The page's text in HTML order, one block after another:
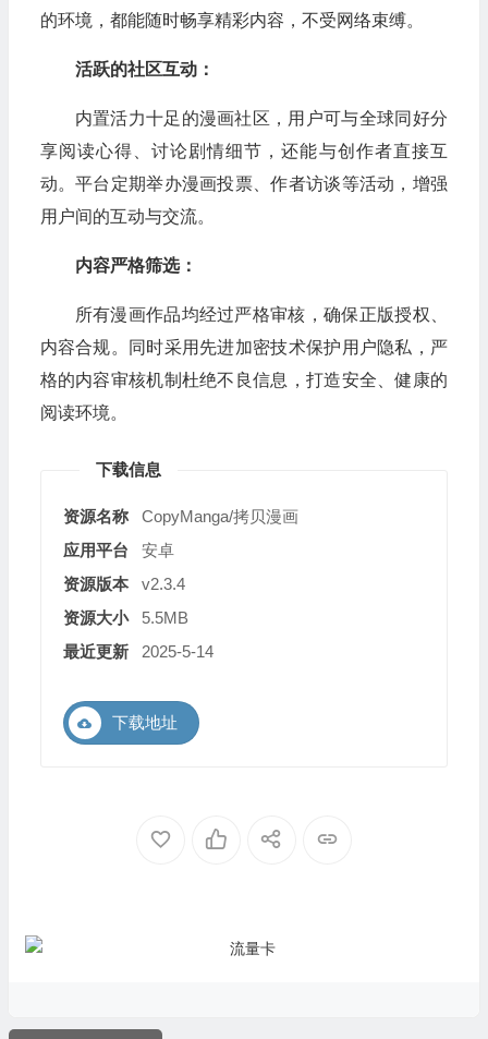
的环境，都能随时畅享精彩内容，不受网络束缚。
活跃的社区互动：
内置活力十足的漫画社区，用户可与全球同好分
享阅读心得、讨论剧情细节，还能与创作者直接互
动。平台定期举办漫画投票、作者访谈等活动，增强
用户间的互动与交流。
内容严格筛选：
所有漫画作品均经过严格审核，确保正版授权、
内容合规。同时采用先进加密技术保护用户隐私，严
格的内容审核机制杜绝不良信息，打造安全、健康的
阅读环境。
下载信息
资源名称
CopyManga/拷贝漫画
应用平台
安卓
资源版本
v2.3.4
资源大小
5.5MB
最近更新
2025-5-14
下载地址